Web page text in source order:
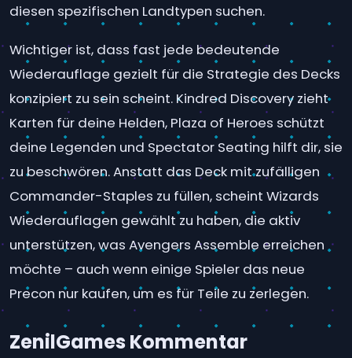
diesen spezifischen Landtypen suchen.
Wichtiger ist, dass fast jede bedeutende
Wiederauflage gezielt für die Strategie des Decks
konzipiert zu sein scheint. Kindred Discovery zieht
Karten für deine Helden, Plaza of Heroes schützt
deine Legenden und Spectator Seating hilft dir, sie
zu beschwören. Anstatt das Deck mit zufälligen
Commander-Staples zu füllen, scheint Wizards
Wiederauflagen gewählt zu haben, die aktiv
unterstützen, was Avengers Assemble erreichen
möchte – auch wenn einige Spieler das neue
Precon nur kaufen, um es für Teile zu zerlegen.
ZenilGames Kommentar